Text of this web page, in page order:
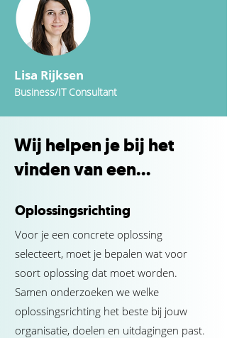
Lisa Rijksen
Business/IT Consultant
Wij helpen je bij het
vinden van een…
Oplossingsrichting
Voor je een concrete oplossing
selecteert, moet je bepalen wat voor
soort oplossing dat moet worden.
Samen onderzoeken we welke
oplossingsrichting het beste bij jouw
organisatie, doelen en uitdagingen past.